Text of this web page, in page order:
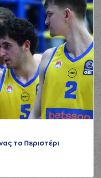
το Περιστέρι